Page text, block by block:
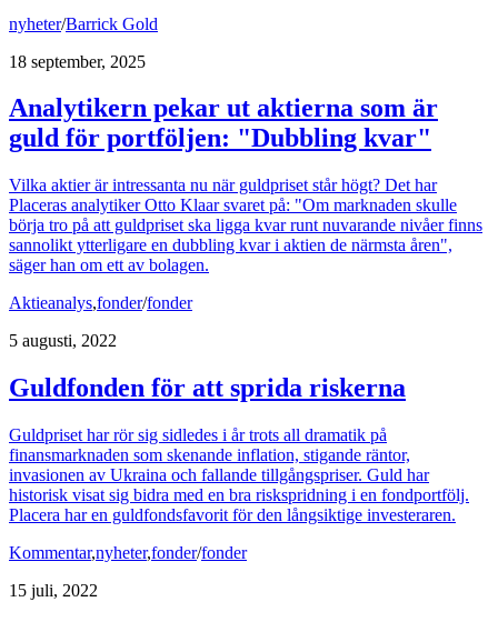
nyheter/Barrick Gold
18 september, 2025
Analytikern pekar ut aktierna som är
guld för portföljen: "Dubbling kvar"
Vilka aktier är intressanta nu när guldpriset står högt? Det har
Placeras analytiker Otto Klaar svaret på: "Om marknaden skulle
börja tro på att guldpriset ska ligga kvar runt nuvarande nivåer finns
sannolikt ytterligare en dubbling kvar i aktien de närmsta åren",
säger han om ett av bolagen.
Aktieanalys,fonder/fonder
5 augusti, 2022
Guldfonden för att sprida riskerna
Guldpriset har rör sig sidledes i år trots all dramatik på
finansmarknaden som skenande inflation, stigande räntor,
invasionen av Ukraina och fallande tillgångspriser. Guld har
historisk visat sig bidra med en bra riskspridning i en fondportfölj.
Placera har en guldfondsfavorit för den långsiktige investeraren.
Kommentar,nyheter,fonder/fonder
15 juli, 2022